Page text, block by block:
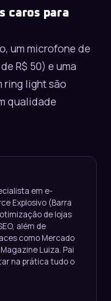
caros para
um microfone de
R$ 50) e uma
ring light são
qualidade
em e-
Explosivo (Barra
de lojas
além de
como Mercado
Luiza. Pai
na prática tudo o